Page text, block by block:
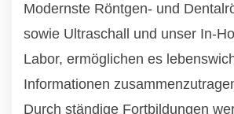
Modernste Röntgen- und
sowie Ultraschall und unser In-
Labor, ermöglichen es
Informationen
Durch ständige Fortbildungen